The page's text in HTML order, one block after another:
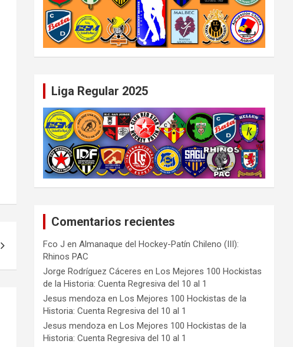
Liga Regular 2025
Comentarios recientes
Fco J enAlmanaque del Hockey-Patín Chileno (III):
Rhinos PAC
Jorge Rodríguez Cáceres enLos Mejores 100 Hockistas
de la Historia: Cuenta Regresiva del 10 al 1
Jesus mendoza enLos Mejores 100 Hockistas de la
Historia: Cuenta Regresiva del 10 al 1
Jesus mendoza enLos Mejores 100 Hockistas de la
Historia: Cuenta Regresiva del 10 al 1